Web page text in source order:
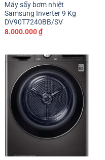
Máy sấy bơm nhiệt
Samsung Inverter 9 Kg
DV90T7240BB/SV
8.000.000₫